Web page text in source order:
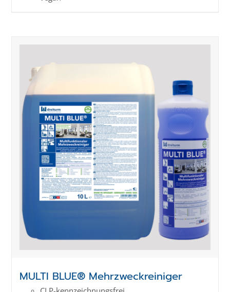
MULTI BLUE® Mehrzweckreiniger